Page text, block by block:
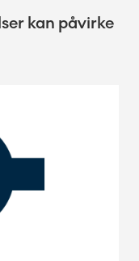
kan påvirke